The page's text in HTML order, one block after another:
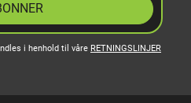
i henhold til våre RETNINGSLINJER